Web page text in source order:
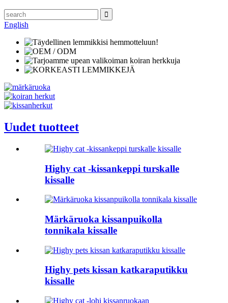
English
Uudet tuotteet
Highy cat -kissankeppi turskalle
kissalle
Märkäruoka kissanpuikolla
tonnikala kissalle
Highy pets kissan katkaraputikku
kissalle